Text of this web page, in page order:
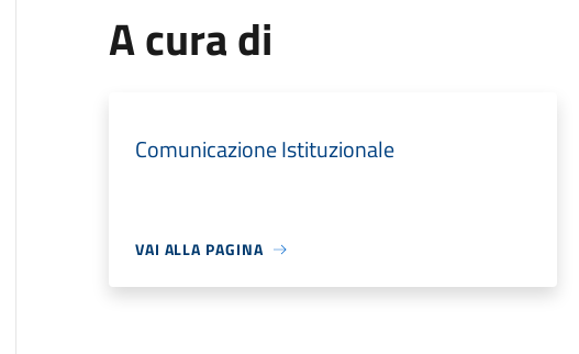
A cura di
Comunicazione Istituzionale
VAI ALLA PAGINA